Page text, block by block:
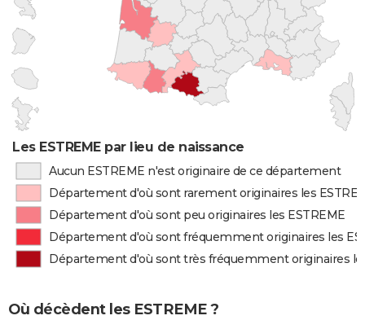
Les ESTREME par lieu de naissance
Aucun ESTREME n'est originaire de ce département
Département d'où sont rarement originaires les
Département d'où sont peu originaires les ESTREME
Département d'où sont fréquemment originaires les
Département d'où sont très fréquemment originaires
Où décèdent les ESTREME ?